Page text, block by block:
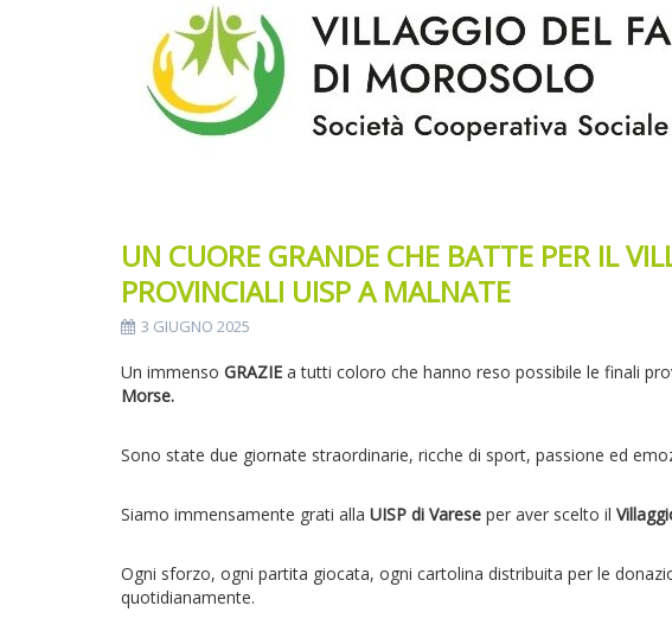
UN CUORE GRANDE CHE BATTE PER IL
PROVINCIALI UISP A MALNATE
3 GIUGNO 2025
Un immenso GRAZIE a tutti coloro che hanno reso possibile le finali
Morse.
Sono state due giornate straordinarie, ricche di sport, passione ed
Siamo immensamente grati alla UISP di Varese per aver scelto il
Ogni sforzo, ogni partita giocata, ogni cartolina distribuita per le
quotidianamente.